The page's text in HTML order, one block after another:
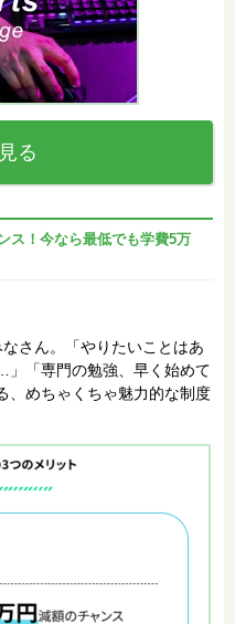
る
ス！今なら最低でも学費5万
さん。「やりたいことはあ
「専門の勉強、早く始めて
、めちゃくちゃ魅力的な制度